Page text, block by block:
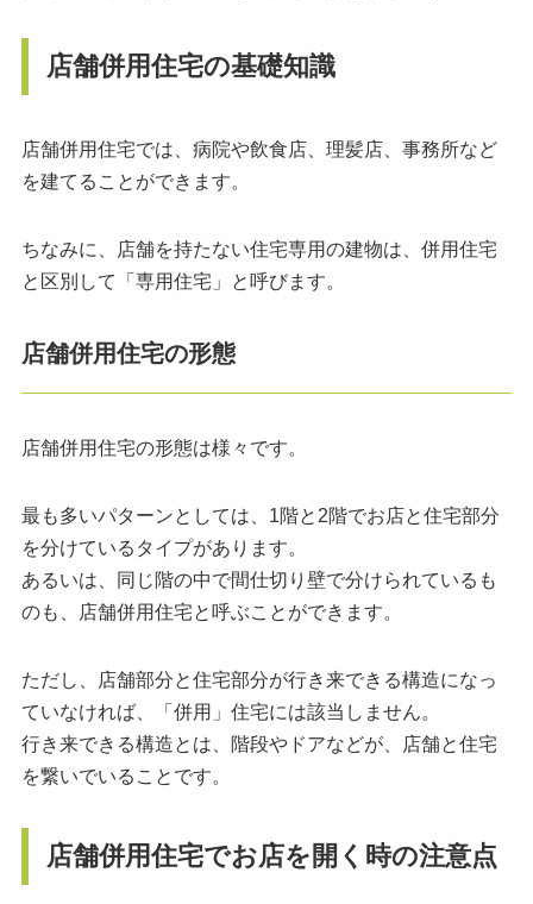
店舗併用住宅の基礎知識
店舗併用住宅では、病院や飲食店、理髪店、事務所など
を建てることができます。
ちなみに、店舗を持たない住宅専用の建物は、併用住宅
と区別して「専用住宅」と呼びます。
店舗併用住宅の形態
店舗併用住宅の形態は様々です。
最も多いパターンとしては、1階と2階でお店と住宅部分
を分けているタイプがあります。
あるいは、同じ階の中で間仕切り壁で分けられているも
のも、店舗併用住宅と呼ぶことができます。
ただし、店舗部分と住宅部分が行き来できる構造になっ
ていなければ、「併用」住宅には該当しません。
行き来できる構造とは、階段やドアなどが、店舗と住宅
を繋いでいることです。
店舗併用住宅でお店を開く時の注意点